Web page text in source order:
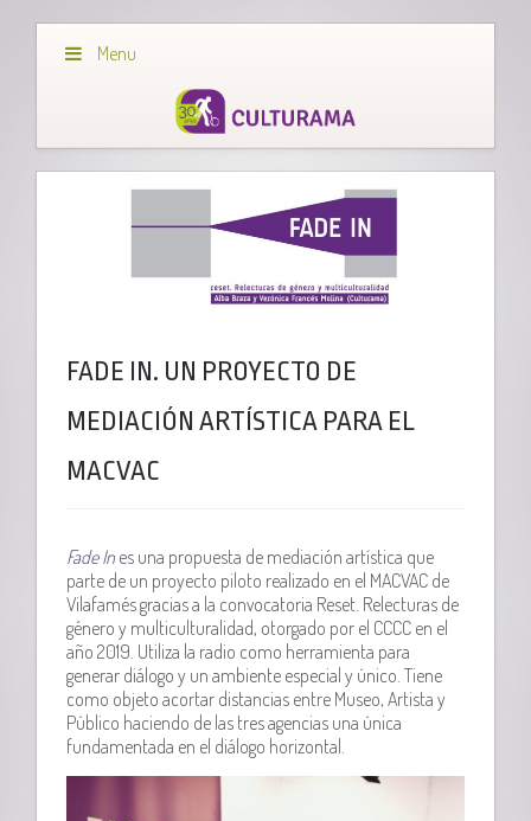
Menu
FADE IN. UN PROYECTO DE
MEDIACIÓN ARTÍSTICA PARA EL
MACVAC
Fade In es una propuesta de mediación artística que
parte de un proyecto piloto realizado en el MACVAC de
Vilafamés gracias a la convocatoria Reset. Relecturas de
género y multiculturalidad, otorgado por el CCCC en el
año 2019. Utiliza la radio como herramienta para
generar diálogo y un ambiente especial y único. Tiene
como objeto acortar distancias entre Museo, Artista y
Público haciendo de las tres agencias una única
fundamentada en el diálogo horizontal.